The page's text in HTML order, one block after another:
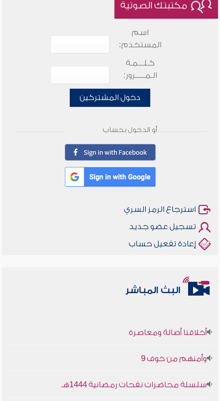
مكتبتك الصوتية
اسم
المستخدم:
كـلـــمـة
الـمـــــرور:
دخول المشتركين
أو الدخول بحساب
استرجاع الرمز السري
تسجيل عضو جديد
إعادة تفعيل حساب
البث المباشر
أخلاقنا أصالة ومعاصرة
وأمنهم من خوف 9
سلسلة محاضرات نفحات رمضانية 1444هـ